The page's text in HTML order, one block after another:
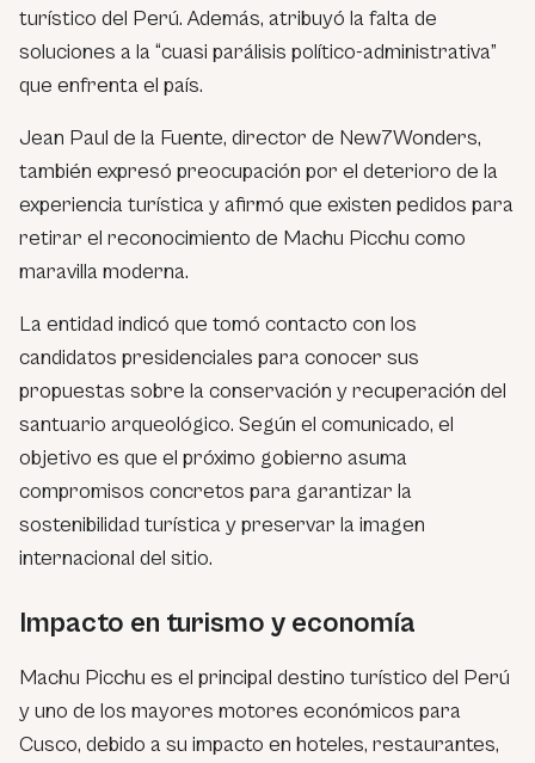
turístico del Perú. Además, atribuyó la falta de
soluciones a la “cuasi parálisis político-administrativa”
que enfrenta el país.
Jean Paul de la Fuente, director de New7Wonders,
también expresó preocupación por el deterioro de la
experiencia turística y afirmó que existen pedidos para
retirar el reconocimiento de Machu Picchu como
maravilla moderna.
La entidad indicó que tomó contacto con los
candidatos presidenciales para conocer sus
propuestas sobre la conservación y recuperación del
santuario arqueológico. Según el comunicado, el
objetivo es que el próximo gobierno asuma
compromisos concretos para garantizar la
sostenibilidad turística y preservar la imagen
internacional del sitio.
Impacto en turismo y economía
Machu Picchu es el principal destino turístico del Perú
y uno de los mayores motores económicos para
Cusco, debido a su impacto en hoteles, restaurantes,